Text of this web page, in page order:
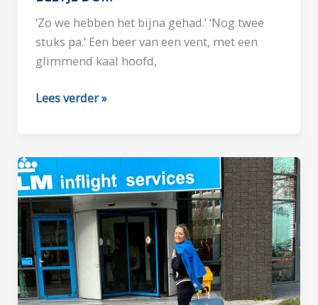
‘Zo we hebben het bijna gehad.’ ‘Nog twee
stuks pa.’ Een beer van een vent, met een
glimmend kaal hoofd,
BEETJE
Lees verder »